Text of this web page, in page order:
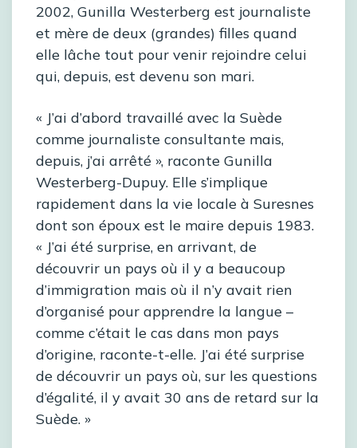
2002, Gunilla Westerberg est journaliste
et mère de deux (grandes) filles quand
elle lâche tout pour venir rejoindre celui
qui, depuis, est devenu son mari.
« J’ai d’abord travaillé avec la Suède
comme journaliste consultante mais,
depuis, j’ai arrêté », raconte Gunilla
Westerberg-Dupuy. Elle s’implique
rapidement dans la vie locale à Suresnes
dont son époux est le maire depuis 1983.
« J’ai été surprise, en arrivant, de
découvrir un pays où il y a beaucoup
d’immigration mais où il n’y avait rien
d’organisé pour apprendre la langue –
comme c’était le cas dans mon pays
d’origine, raconte-t-elle. J’ai été surprise
de découvrir un pays où, sur les questions
d’égalité, il y avait 30 ans de retard sur la
Suède. »